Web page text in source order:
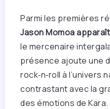
Parmi les premières
Jason Momoa
le mercenaire
présence ajoute une
rock‑n‑roll à l’univers
contrastant avec la
des émotions de Kara.